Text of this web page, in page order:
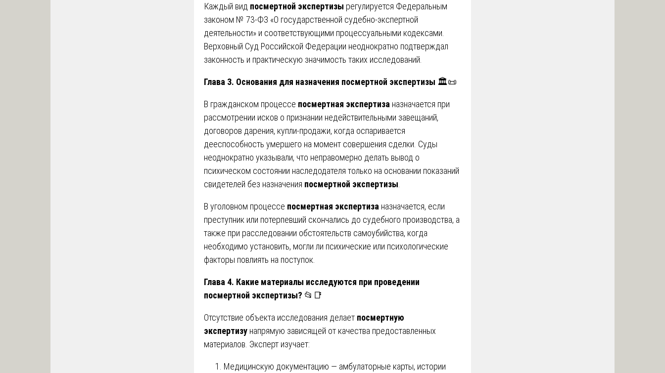
Каждый вид посмертной экспертизы регулируется Федеральным
законом № 73-ФЗ «О государственной судебно-экспертной
деятельности» и соответствующими процессуальными кодексами.
Верховный Суд Российской Федерации неоднократно подтверждал
законность и практическую значимость таких исследований.
Глава 3. Основания для назначения посмертной экспертизы 🏛️📜
В гражданском процессе посмертная экспертиза назначается при
рассмотрении исков о признании недействительными завещаний,
договоров дарения, купли-продажи, когда оспаривается
дееспособность умершего на момент совершения сделки. Суды
неоднократно указывали, что неправомерно делать вывод о
психическом состоянии наследодателя только на основании показаний
свидетелей без назначения посмертной экспертизы
В уголовном процессе посмертная экспертиза назначается, если
преступник или потерпевший скончались до судебного производства, а
также при расследовании обстоятельств самоубийства, когда
необходимо установить, могли ли психические или психологические
факторы повлиять на поступок.
Глава 4. Какие материалы исследуются при проведении
посмертной экспертизы? 📂📑
Отсутствие объекта исследования делает посмертную
экспертизу напрямую зависящей от качества предоставленных
материалов. Эксперт изучает:
Медицинскую документацию — амбулаторные карты, истории